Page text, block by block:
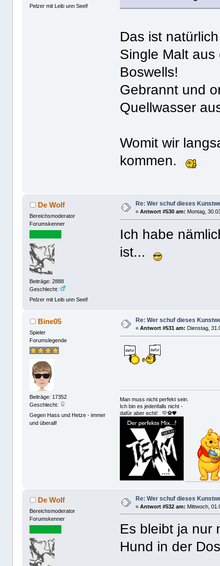
Pelzer mit Leib unn Seel!
Das ist
Single Malt
Boswells!
Gebrannt und
Quellwasser
Womit wir
kommen.
De Wolf
Bereichsmoderator
Forumskenner
Beiträge: 2888
Geschlecht:
Pelzer mit Leib unn Seel!
Re: Wer schuf dieses
«Antwort #530 am: Montag,
Ich habe
ist...
Bine05
Spieler
Forumslegende
Beiträge: 17352
Geschlecht:
Gegen Hass und Hetze - immer
und überall!
Re: Wer schuf dieses
«Antwort #531 am: Dienstag,
Man muss nicht perfekt sein.
Ich bin es jedenfalls nicht -
dafür aber echt! 💛⚽️🖤
De Wolf
Bereichsmoderator
Forumskenner
Re: Wer schuf dieses
«Antwort #532 am: Mittwoch,
Es bleibt ja nur
Hund in der